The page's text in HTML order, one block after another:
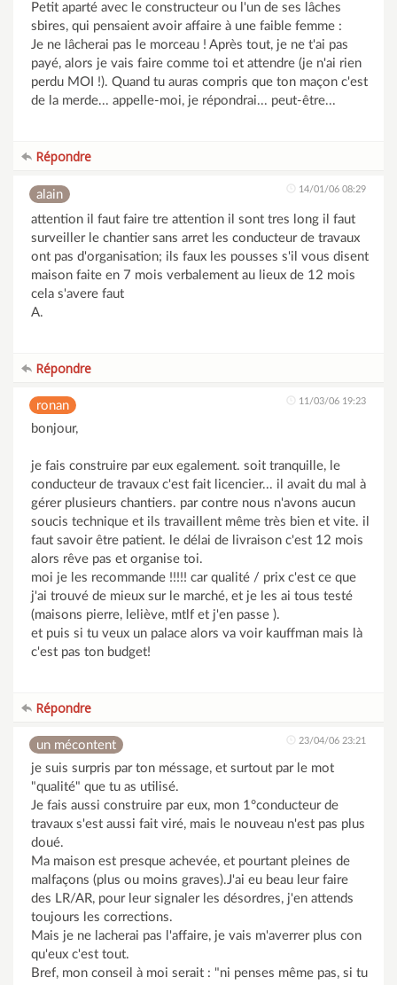
Petit aparté avec le constructeur ou l'un de ses lâches
sbires, qui pensaient avoir affaire à une faible femme :
Je ne lâcherai pas le morceau ! Après tout, je ne t'ai pas
payé, alors je vais faire comme toi et attendre (je n'ai rien
perdu MOI !). Quand tu auras compris que ton maçon c'est
de la merde... appelle-moi, je répondrai... peut-être...
Répondre
alain 14/01/06 08:29
attention il faut faire tre attention il sont tres long il faut
surveiller le chantier sans arret les conducteur de travaux
ont pas d'organisation; ils faux les pousses s'il vous disent
maison faite en 7 mois verbalement au lieux de 12 mois
cela s'avere faut
A.
Répondre
ronan 11/03/06 19:23
bonjour,
je fais construire par eux egalement. soit tranquille, le
conducteur de travaux c'est fait licencier... il avait du mal à
gérer plusieurs chantiers. par contre nous n'avons aucun
soucis technique et ils travaillent même très bien et vite. il
faut savoir être patient. le délai de livraison c'est 12 mois
alors rêve pas et organise toi.
moi je les recommande !!!!! car qualité / prix c'est ce que
j'ai trouvé de mieux sur le marché, et je les ai tous testé
(maisons pierre, leliève, mtlf et j'en passe ).
et puis si tu veux un palace alors va voir kauffman mais là
c'est pas ton budget!
Répondre
un mécontent 23/04/06 23:21
je suis surpris par ton méssage, et surtout par le mot
"qualité" que tu as utilisé.
Je fais aussi construire par eux, mon 1°conducteur de
travaux s'est aussi fait viré, mais le nouveau n'est pas plus
doué.
Ma maison est presque achevée, et pourtant pleines de
malfaçons (plus ou moins graves).J'ai eu beau leur faire
des LR/AR, pour leur signaler les désordres, j'en attends
toujours les corrections.
Mais je ne lacherai pas l'affaire, je vais m'averrer plus con
qu'eux c'est tout.
Bref, mon conseil à moi serait : "ni penses même pas, si tu